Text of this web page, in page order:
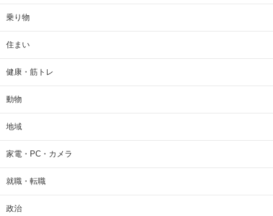
乗り物
住まい
健康・筋トレ
動物
地域
家電・PC・カメラ
就職・転職
政治